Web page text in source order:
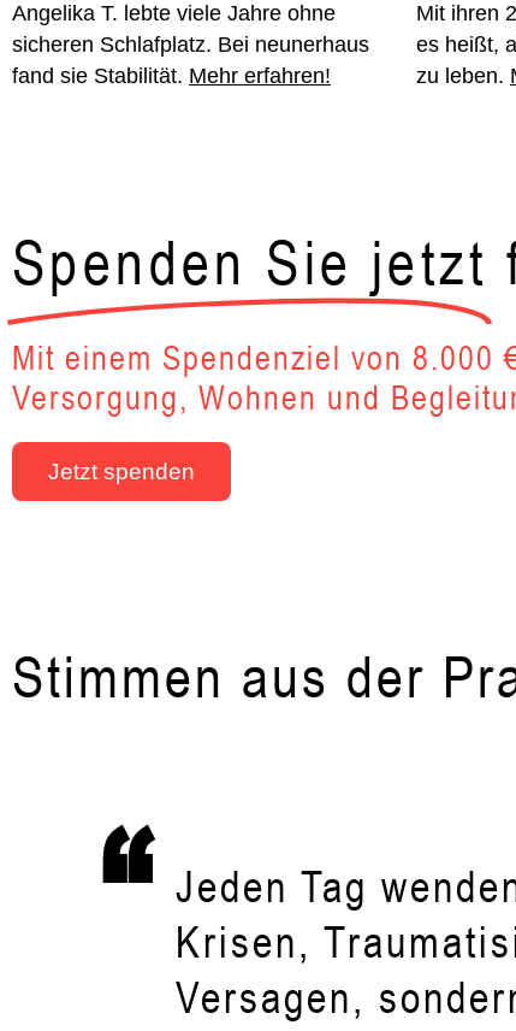
Angelika T. lebte viele Jahre ohne
sicheren Schlafplatz. Bei neunerhaus
fand sie Stabilität. Mehr erfahren!
Mit ihren
es heißt,
zu leben.
Spenden Sie jetzt
Mit einem Spendenziel von 8.000
Versorgung, Wohnen und
Jetzt spenden
Stimmen aus der
“ Jeden Tag
Krisen,
Versagen,